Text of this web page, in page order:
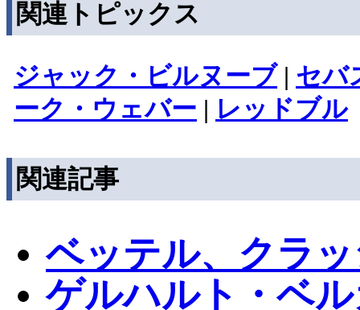
関連トピックス
ジャック・ビルヌーブ| セバ
ーク・ウェバー | レッドブル
関連記事
ベッテル、クラ
ゲルハルト・ベ